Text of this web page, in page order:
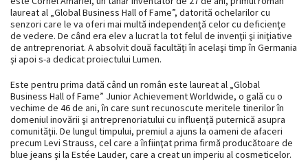
laureat al „Global Business Hall of Fame”, datorită ochelarilor cu
senzori care le va oferi mai multă independenţă celor cu deficienţe
de vedere. De când era elev a lucrat la tot felul de invenţii şi iniţiative
de antreprenoriat. A absolvit două facultăţi în acelaşi timp în Germania
şi apoi s-a dedicat proiectului Lumen.
Este pentru prima dată când un român este laureat al „Global
Business Hall of Fame” Junior Achievement Worldwide, o gală cu o
vechime de 46 de ani, în care sunt recunoscute meritele tinerilor în
domeniul inovării şi antreprenoriatului cu influenţă puternică asupra
comunităţii. De lungul timpului, premiul a ajuns la oameni de afaceri
precum Levi Strauss, cel care a înfiinţat prima firmă producătoare de
blue jeans şi la Estée Lauder, care a creat un imperiu al cosmeticelor.